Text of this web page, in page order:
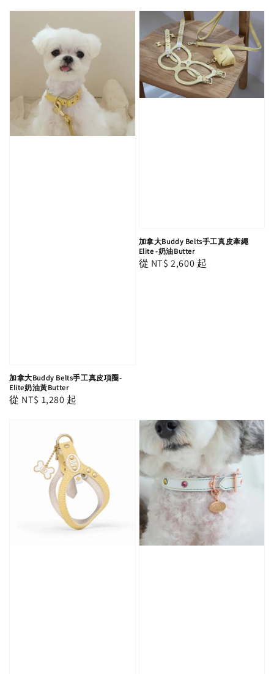
加拿大Buddy Belts手工真皮項圈-
Elite奶油黃Butter
Regular
從 NT$ 1,280 起
加拿大Buddy Belts手工真皮牽繩
Elite -奶油Butter
Regular
從 NT$ 2,600 起